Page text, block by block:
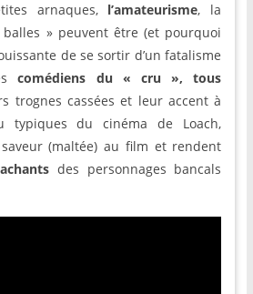
arnaques, l’amateurisme, la
» peuvent être (et pourquoi
de se sortir d’un fatalisme
comédiens du « cru », tous
trognes cassées et leur accent à
typiques du cinéma de Loach,
(maltée) au film et rendent
des personnages bancals